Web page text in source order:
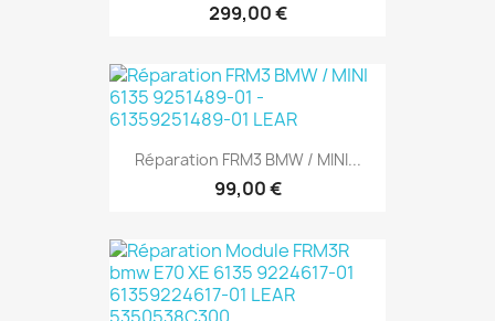
299,00 €
Réparation FRM3 BMW / MINI...
99,00 €